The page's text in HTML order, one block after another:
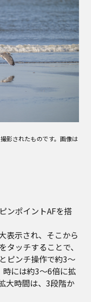
影されたものです。画像は
ンポイントAFを搭
表示され、そこから
タッチすることで、
ピンチ操作で約3〜
には約3〜6倍に拡
大時間は、3段階か